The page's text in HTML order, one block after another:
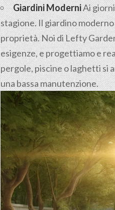
Giardini ModerniAi
stagione. Il giardino
proprietà. Noi di Lefty
esigenze, e progettiamo e
pergole, piscine o laghetti si
una bassa manutenzione.